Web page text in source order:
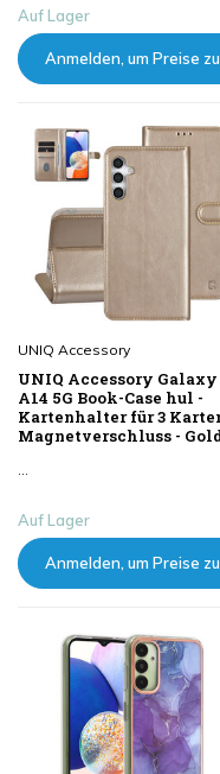
Auf Lager
Anmelden, um Preise zu
UNIQ Accessory
UNIQ Accessory Galaxy
A14 5G Book-Case hul -
Kartenhalter für 3
Magnetverschluss -
Auf Lager
Anmelden, um Preise zu